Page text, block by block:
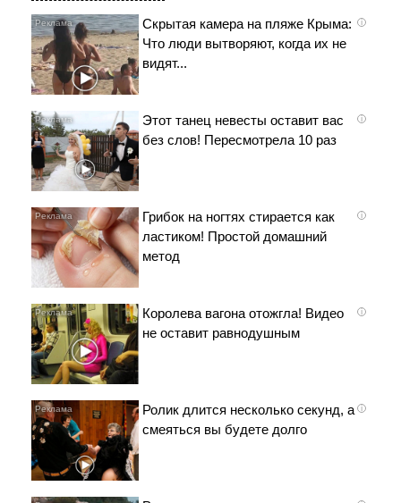
i
Скрытая камера на пляже Крыма:
Что люди вытворяют, когда их не
видят...
i
Этот танец невесты оставит вас
без слов! Пересмотрела 10 раз
i
Грибок на ногтях стирается как
ластиком! Простой домашний
метод
i
Королева вагона отожгла! Видео
не оставит равнодушным
i
Ролик длится несколько секунд, а
смеяться вы будете долго